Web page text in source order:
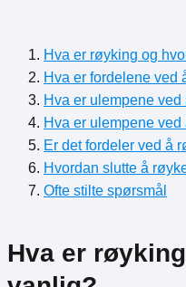
Hva er røyking og
Hva er fordelene ved
Hva er ulempene ved
Hva er ulempene ved
Er det fordeler ved å
Hvordan slutte å
Ofte stilte spørsmål
Hva er